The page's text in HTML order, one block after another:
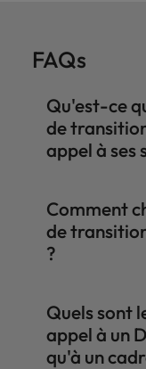
FAQs
Qu'est-ce
de
appel à ses
Comment
de
?
Quels sont
appel à un
qu'à un